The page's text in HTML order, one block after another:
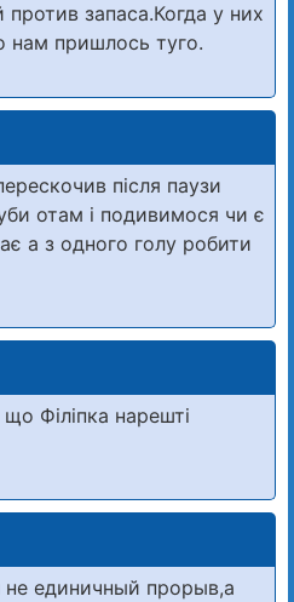
запаса.Когда у них
нам пришлось туго.
після паузи
отам і подивимося чи є
а з одного голу робити
Філіпка нарешті
единичный прорыв,а